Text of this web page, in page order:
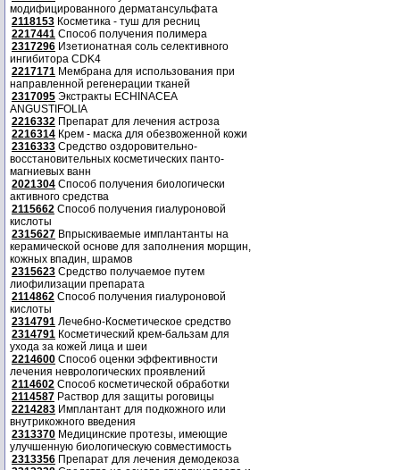
модифицированного дерматансульфата
2118153 Косметика - туш для ресниц
2217441 Способ получения полимера
2317296 Изетионатная соль селективного
ингибитора CDK4
2217171 Мембрана для использования при
направленной регенерации тканей
2317095 Экстракты ECHINACEA
ANGUSTIFOLIA
2216332 Препарат для лечения астроза
2216314 Крем - маска для обезвоженной кожи
2316333 Средство оздоровительно-
восстановительных косметических панто-
магниевых ванн
2021304 Способ получения биологически
активного средства
2115662 Способ получения гиалуроновой
кислоты
2315627 Впрыскиваемые имплантанты на
керамической основе для заполнения морщин,
кожных впадин, шрамов
2315623 Средство получаемое путем
лиофилизации препарата
2114862 Способ получения гиалуроновой
кислоты
2314791 Лечебно-Косметическое средство
2314791 Косметический крем-бальзам для
ухода за кожей лица и шеи
2214600 Способ оценки эффективности
лечения неврологических проявлений
2114602 Способ косметической обработки
2114587 Раствор для защиты роговицы
2214283 Имплантант для подкожного или
внутрикожного введения
2313370 Медицинские протезы, имеющие
улучшенную биологическую совместимость
2313356 Препарат для лечения демодекоза